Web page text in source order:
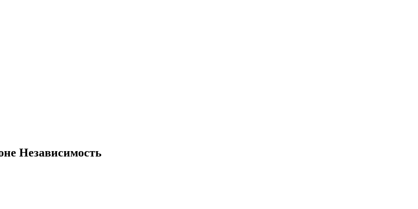
Независимость